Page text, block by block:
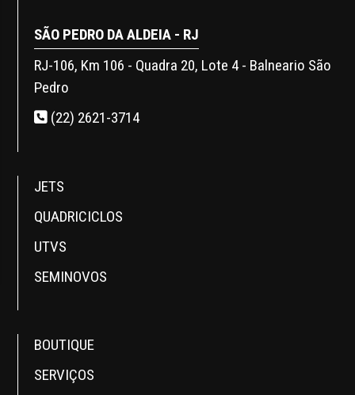
SÃO PEDRO DA ALDEIA - RJ
RJ-106, Km 106 - Quadra 20, Lote 4 - Balneario São
Pedro
(22) 2621-3714
JETS
QUADRICICLOS
UTVS
SEMINOVOS
BOUTIQUE
SERVIÇOS